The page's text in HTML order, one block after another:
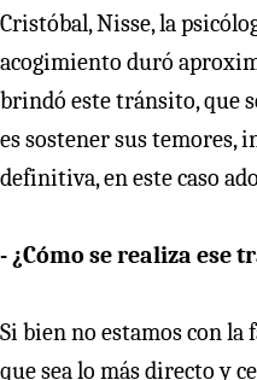
Cristóbal, Nisse, la
acogimiento duró
brindó este tránsito, que
es sostener sus temores,
definitiva, en este caso
- ¿Cómo se realiza ese
Si bien no estamos con
que sea lo más directo y